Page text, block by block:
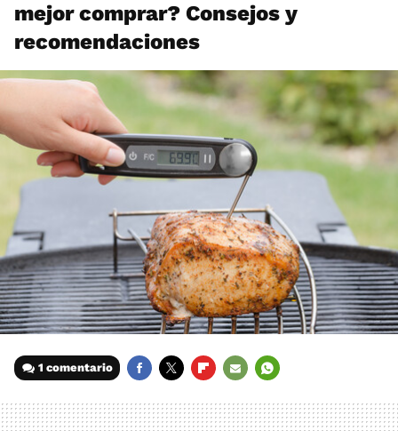
mejor comprar? Consejos y
recomendaciones
1 comentario
MAIL